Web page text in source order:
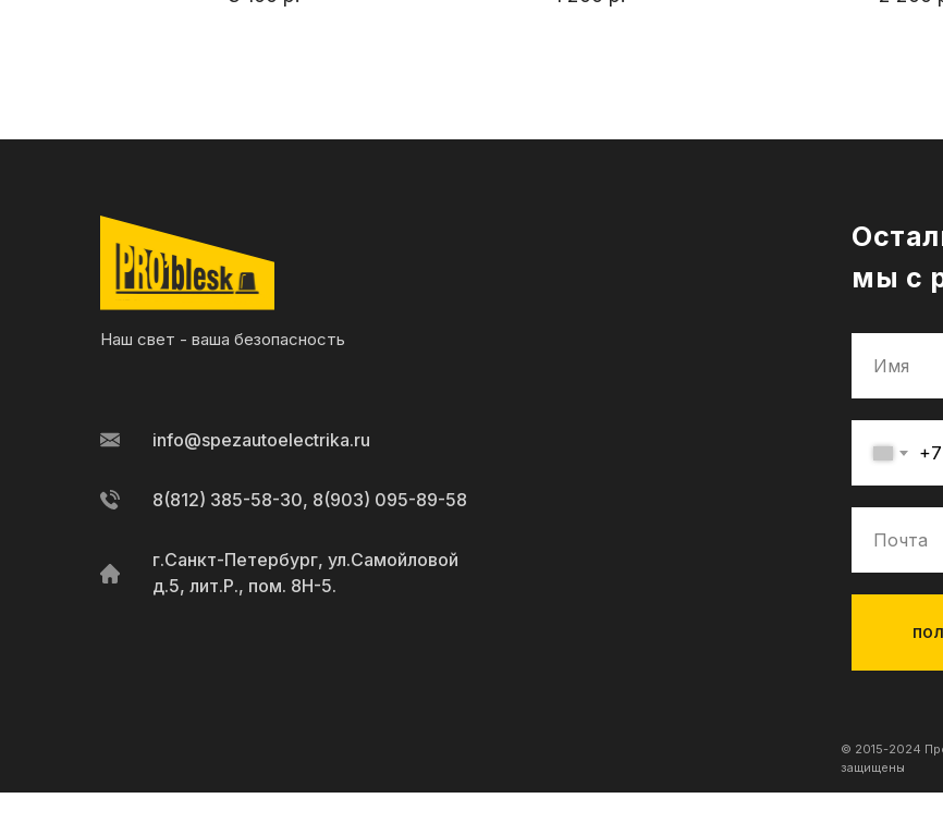
8(812) 385-58-30, 8(903) 095-89-58
© 2015-2024
защищены
info@spezautoelectrika.ru
г.Санкт-Петербург, ул.Самойловой
д.5, лит.Р., пом. 8Н-5.
+7
мы с
Наш свет - ваша безопасность